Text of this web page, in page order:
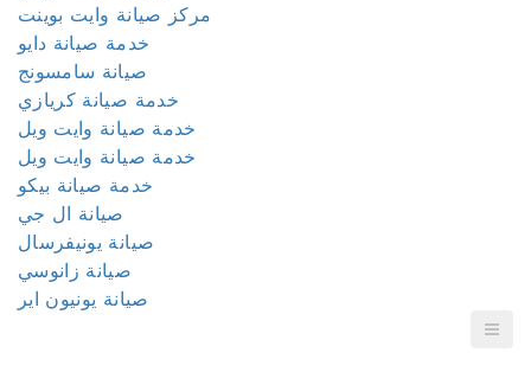
مركز صيانة وايت بوينت
خدمة صيانة دايو
صيانة سامسونج
خدمة صيانة كريازي
خدمة صيانة وايت ويل
خدمة صيانة وايت ويل
خدمة صيانة بيكو
صيانة ال جي
صيانة يونيفرسال
صيانة زانوسي
صيانة يونيون اير